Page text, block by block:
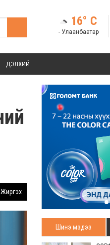
16° C
- Улаанбаатар
ДЭЛХИЙ
Жиргэх
Шинэ мэдээ